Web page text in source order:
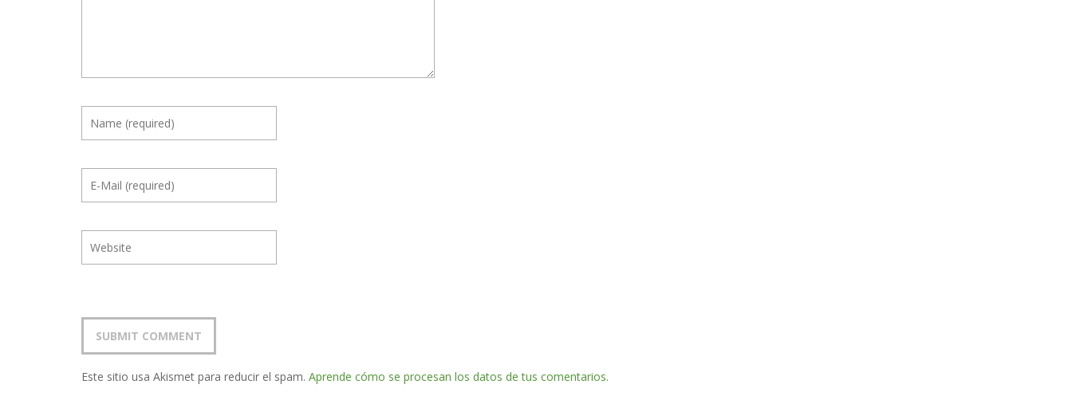
Este sitio usa Akismet para reducir el spam. Aprende cómo se procesan los datos de tus comentarios.